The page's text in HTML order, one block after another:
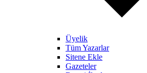
Üyelik
Tüm Yazarlar
Sitene Ekle
Gazeteler